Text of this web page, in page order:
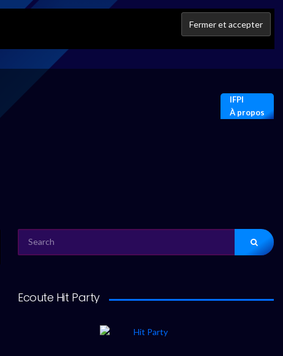
IFPI
À propos
FOR:
Ecoute Hit Party